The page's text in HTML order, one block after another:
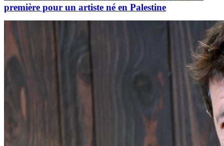
première pour un artiste né en Palestine